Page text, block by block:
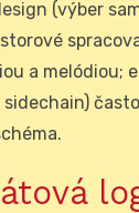
(výber
a melódiou;